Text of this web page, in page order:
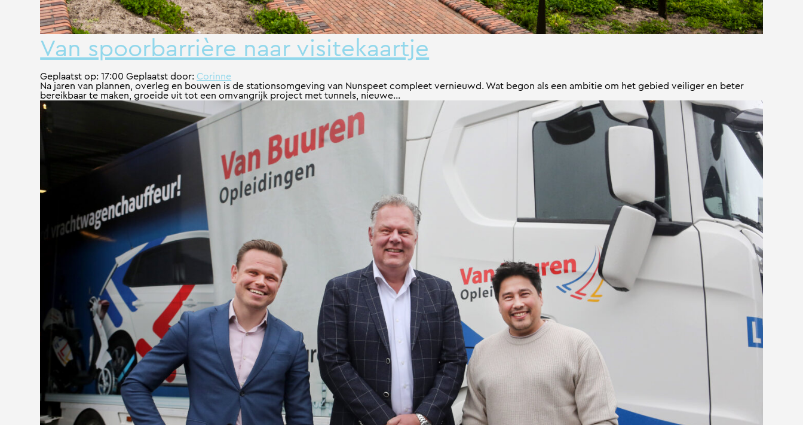
Van spoorbarrière naar visitekaartje
Geplaatst op:17:00Geplaatst door: Corinne
Na jaren van plannen, overleg en bouwen is de stationsomgeving van Nunspeet compleet vernieuwd. Wat begon als een ambitie om het gebied veiliger en beter
bereikbaar te maken, groeide uit tot een omvangrijk project met tunnels, nieuwe...